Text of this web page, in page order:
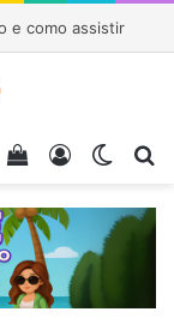
e como assistir
Entrar
Veja seu